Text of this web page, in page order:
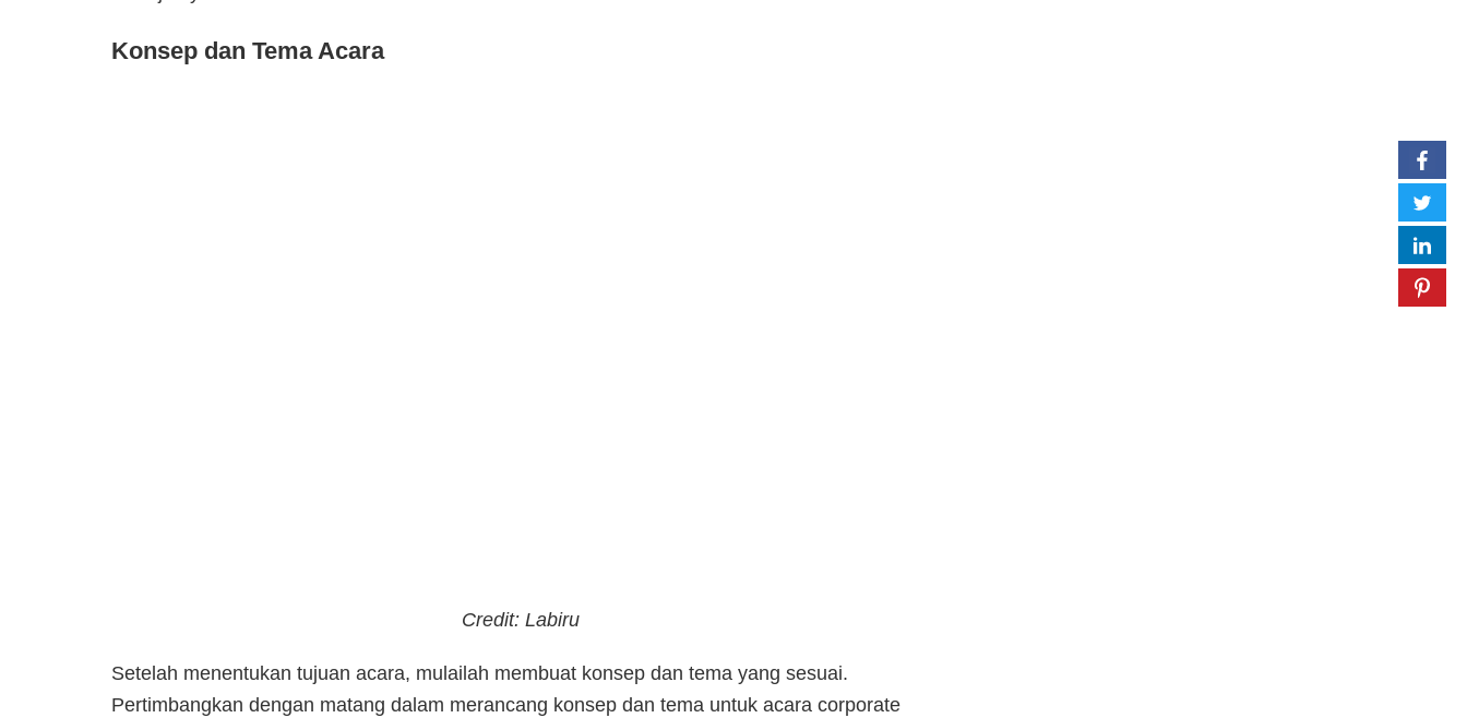
Konsep dan Tema Acara
Credit: Labiru
Setelah menentukan tujuan acara, mulailah membuat konsep dan tema yang sesuai.
Pertimbangkan dengan matang dalam merancang konsep dan tema untuk acara corporate